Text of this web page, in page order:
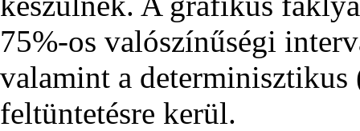
75%-os valószínűségi
valamint a
feltüntetésre kerül.